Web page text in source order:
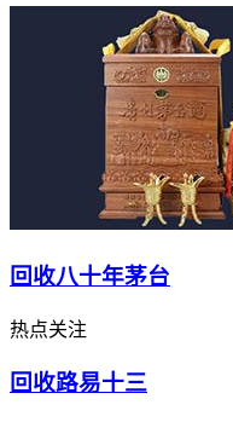
回收八十年茅台
热点关注
回收路易十三